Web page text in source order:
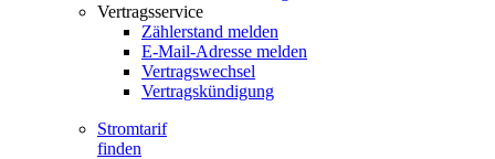
Vertragsservice
Zählerstand melden
E-Mail-Adresse melden
Vertragswechsel
Vertragskündigung
Stromtarif
finden